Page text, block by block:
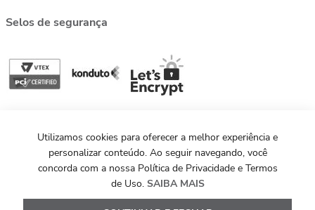
Selos de segurança
©MAXIOR 2013 - 2026. Todos os direitos reservados.
Utilizamos cookies para oferecer a melhor experiência e
personalizar conteúdo. Ao seguir navegando, você
concorda com a nossa Política de Privacidade e Termos
de Uso. SAIBA MAIS